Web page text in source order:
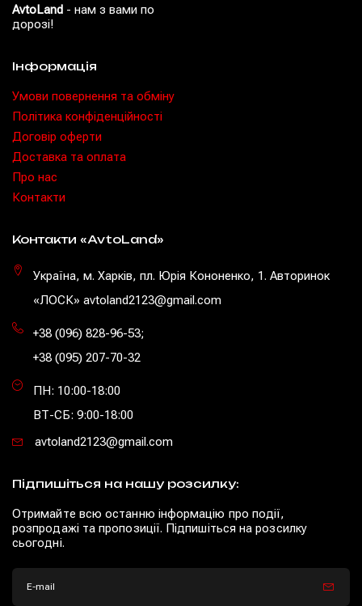
AvtoLand - нам з вами по
дорозі!
Інформація
Умови повернення та обміну
Політика конфіденційності
Договір оферти
Доставка та оплата
Про нас
Контакти
Контакти «AvtoLand»
Україна, м. Харків, пл. Юрія Кононенко, 1. Авторинок
«ЛОСК» avtoland2123@gmail.com
+38 (096) 828-96-53;
+38 (095) 207-70-32
ПН: 10:00-18:00
ВТ-СБ: 9:00-18:00
avtoland2123@gmail.com
Підпишіться на нашу розсилку:
Отримайте всю останню інформацію про події,
розпродажі та пропозиції. Підпишіться на розсилку
сьогодні.